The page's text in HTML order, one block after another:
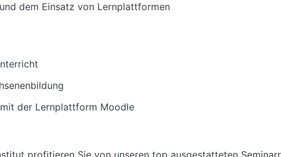
dem Einsatz von Lernplattformen
der Lernplattform Moodle
profitieren Sie von unseren top ausgestatteten